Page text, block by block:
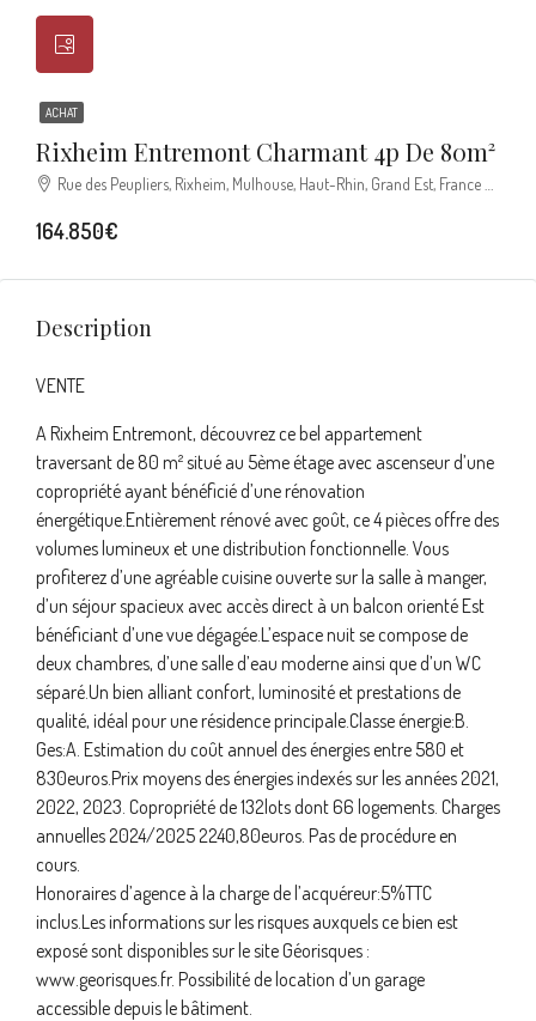
ACHAT
Rixheim Entremont Charmant 4p De 80m²
Rue des Peupliers, Rixheim, Mulhouse, Haut-Rhin, Grand Est, France métropolitaine, 68170, France
164.850€
Description
VENTE
A Rixheim Entremont, découvrez ce bel appartement
traversant de 80 m² situé au 5ème étage avec ascenseur d’une
copropriété ayant bénéficié d’une rénovation
énergétique.Entièrement rénové avec goût, ce 4 pièces offre des
volumes lumineux et une distribution fonctionnelle. Vous
profiterez d’une agréable cuisine ouverte sur la salle à manger,
d’un séjour spacieux avec accès direct à un balcon orienté Est
bénéficiant d’une vue dégagée.L’espace nuit se compose de
deux chambres, d’une salle d’eau moderne ainsi que d’un WC
séparé.Un bien alliant confort, luminosité et prestations de
qualité, idéal pour une résidence principale.Classe énergie:B.
Ges:A. Estimation du coût annuel des énergies entre 580 et
830euros.Prix moyens des énergies indexés sur les années 2021,
2022, 2023. Copropriété de 132lots dont 66 logements. Charges
annuelles 2024/2025 2240,80euros. Pas de procédure en
cours.
Honoraires d’agence à la charge de l’acquéreur:5%TTC
inclus.Les informations sur les risques auxquels ce bien est
exposé sont disponibles sur le site Géorisques :
www.georisques.fr. Possibilité de location d’un garage
accessible depuis le bâtiment.